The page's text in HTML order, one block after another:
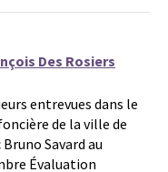
Des Rosiers
entrevues dans le
de la ville de
Savard au
Évaluation